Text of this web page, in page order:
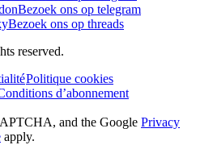
Bezoek ons op telegram
Bezoek ons op threads
reserved.
Politique cookies
d’abonnement
and the Google Privacy
apply.